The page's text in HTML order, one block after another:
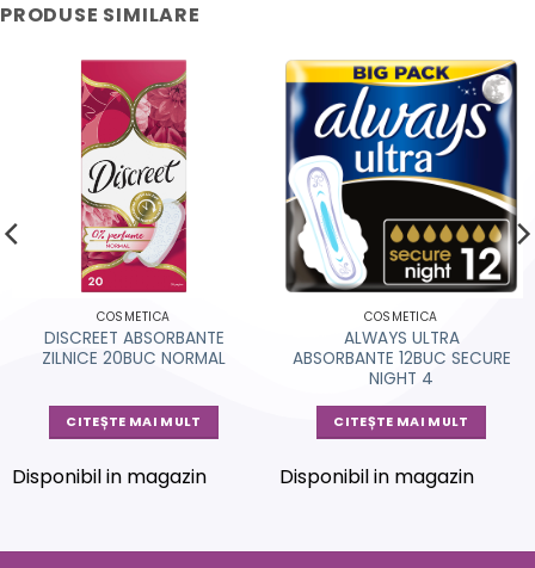
PRODUSE SIMILARE
COSMETICA
DISCREET ABSORBANTE
ZILNICE 20BUC NORMAL
CITEȘTE MAI MULT
Disponibil in magazin
COSMETICA
ALWAYS ULTRA
ABSORBANTE 12BUC SECURE
NIGHT 4
CITEȘTE MAI MULT
Disponibil in magazin